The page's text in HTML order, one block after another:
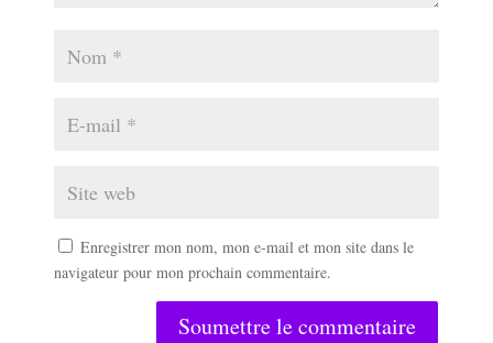
Enregistrer mon nom, mon e-mail et mon site dans le
navigateur pour mon prochain commentaire.
Soumettre le commentaire